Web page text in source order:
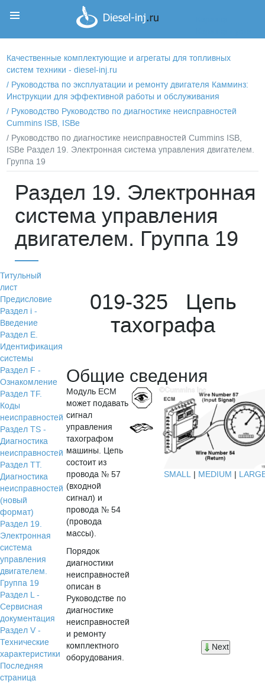
Качественные комплектующие и агрегаты для топливных
систем техники - diesel-inj.ru
/ Руководства по эксплуатации и ремонту двигателя Камминз:
Инструкции для эффективной работы и обслуживания
/ Руководство Руководство по диагностике неисправностей
Cummins ISB, ISBe
/ Руководство по диагностике неисправностей Cummins ISB,
ISBe Раздел 19. Электронная система управления двигателем.
Группа 19
Раздел 19. Электронная
система управления
двигателем. Группа 19
Титульный
лист
Предисловие
Раздел i -
Введение
Раздел Е.
Идентификация
системы
Раздел F -
Ознакомление
Раздел TF.
Коды
неисправностей
Раздел TS -
Диагностика
неисправностей
Раздел TТ.
Диагностика
неисправностей
(новый
формат)
Раздел 19.
Электронная
система
управления
двигателем.
Группа 19
Раздел L -
Сервисная
документация
Раздел V -
Технические
характеристики
Последняя
страница
019-325 Цепь
тахографа
Общие сведения
Модуль ECM
может подавать
сигнал
управления
тахографом
машины. Цепь
состоит из
провода № 57
(входной
сигнал) и
провода № 54
(провода
массы).
Порядок
диагностики
неисправностей
описан в
Руководстве по
диагностике
неисправностей
и ремонту
комплектного
оборудования.
SMALL | MEDIUM |
Next